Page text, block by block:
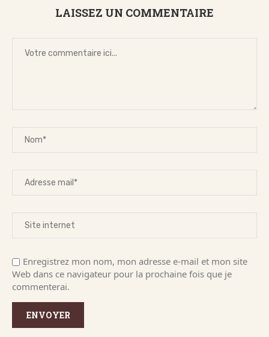
LAISSEZ UN COMMENTAIRE
Enregistrez mon nom, mon adresse e-mail et mon site
Web dans ce navigateur pour la prochaine fois que je
commenterai.